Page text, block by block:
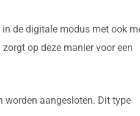
de digitale modus met ook
op deze manier voor een
worden aangesloten. Dit type